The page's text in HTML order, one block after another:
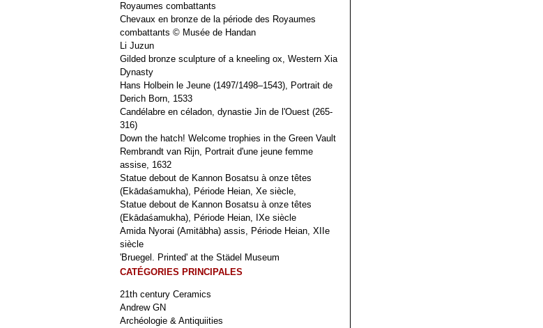
Royaumes combattants
Chevaux en bronze de la période des Royaumes
combattants © Musée de Handan
Li Juzun
Gilded bronze sculpture of a kneeling ox, Western Xia
Dynasty
Hans Holbein le Jeune (1497/1498–1543), Portrait de
Derich Born, 1533
Candélabre en céladon, dynastie Jin de l'Ouest (265-
316)
Down the hatch! Welcome trophies in the Green Vault
Rembrandt van Rijn, Portrait d'une jeune femme
assise, 1632
Statue debout de Kannon Bosatsu à onze têtes
(Ekādaśamukha), Période Heian, Xe siècle,
Statue debout de Kannon Bosatsu à onze têtes
(Ekādaśamukha), Période Heian, IXe siècle
Amida Nyorai (Amitābha) assis, Période Heian, XIIe
siècle
'Bruegel. Printed' at the Städel Museum
CATÉGORIES PRINCIPALES
21th century Ceramics
Andrew GN
Archéologie & Antiquiities